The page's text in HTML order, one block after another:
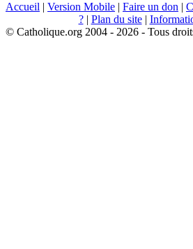
Accueil | Version Mobile | Faire un don |
?| Plan du site|
© Catholique.org 2004 - 2026 - Tous